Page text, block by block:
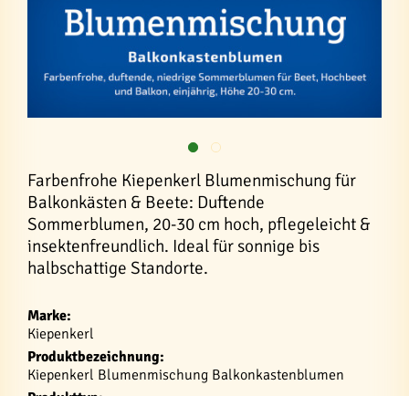
Farbenfrohe Kiepenkerl Blumenmischung für
Balkonkästen & Beete: Duftende
Sommerblumen, 20-30 cm hoch, pflegeleicht &
insektenfreundlich. Ideal für sonnige bis
halbschattige Standorte.
Marke:
Kiepenkerl
Produktbezeichnung:
Kiepenkerl Blumenmischung Balkonkastenblumen